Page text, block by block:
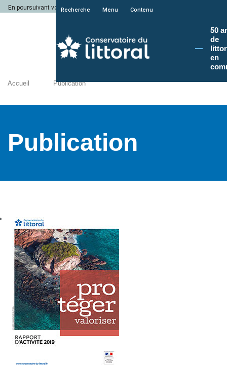
En poursuivant votre navigation sur le site du Conservatoire du littoral, vous
Recherche Menu Contenu
50
de
en
Accueil Publication
Publication